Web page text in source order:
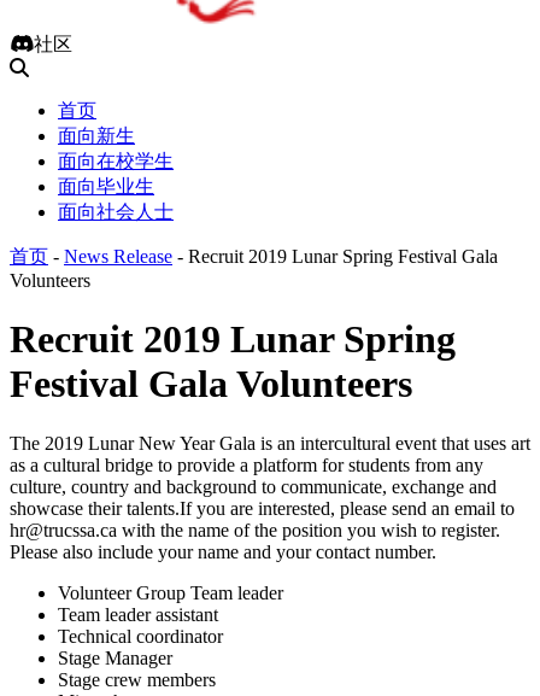
社区
首页
面向新生
面向在校学生
面向毕业生
面向社会人士
首页 - News Release - Recruit 2019 Lunar Spring Festival Gala
Volunteers
Recruit 2019 Lunar Spring
Festival Gala Volunteers
The 2019 Lunar New Year Gala is an intercultural event that uses art
as a cultural bridge to provide a platform for students from any
culture, country and background to communicate, exchange and
showcase their talents.If you are interested, please send an email to
hr@trucssa.ca with the name of the position you wish to register.
Please also include your name and your contact number.
Volunteer Group Team leader
Team leader assistant
Technical coordinator
Stage Manager
Stage crew members